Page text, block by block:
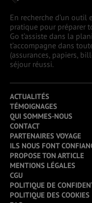
En recherche d’un
pratique pour préparer
Go t’assiste dans la
t’accompagne dans
(assurances, papiers,
séjour réussi.
ACTUALITÉS
TÉMOIGNAGES
QUI SOMMES-NOUS
CONTACT
PARTENAIRES VOYAGE
ILS NOUS FONT
PROPOSE TON ARTICLE
MENTIONS LÉGALES
CGU
POLITIQUE DE
POLITIQUE DES COOKIES